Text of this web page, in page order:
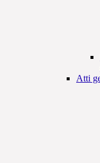
Atti